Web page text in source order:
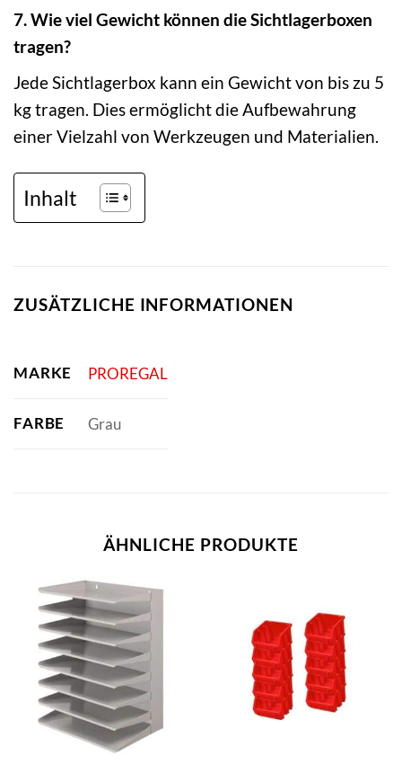
7. Wie viel Gewicht können die Sichtlagerboxen
tragen?
Jede Sichtlagerbox kann ein Gewicht von bis zu 5
kg tragen. Dies ermöglicht die Aufbewahrung
einer Vielzahl von Werkzeugen und Materialien.
Inhalt
ZUSÄTZLICHE INFORMATIONEN
MARKE PROREGAL
FARBE Grau
ÄHNLICHE PRODUKTE